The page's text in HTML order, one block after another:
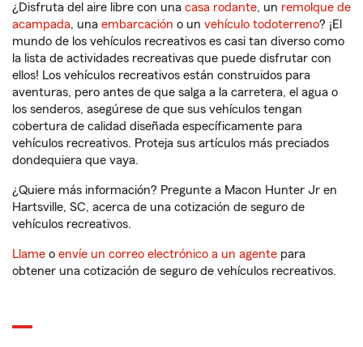
¿Disfruta del aire libre con una casa rodante, un remolque de
acampada, una embarcación o un vehículo todoterreno? ¡El
mundo de los vehículos recreativos es casi tan diverso como
la lista de actividades recreativas que puede disfrutar con
ellos! Los vehículos recreativos están construidos para
aventuras, pero antes de que salga a la carretera, el agua o
los senderos, asegúrese de que sus vehículos tengan
cobertura de calidad diseñada específicamente para
vehículos recreativos. Proteja sus artículos más preciados
dondequiera que vaya.
¿Quiere más información? Pregunte a Macon Hunter Jr en
Hartsville, SC, acerca de una cotización de seguro de
vehículos recreativos.
Llame o envíe un correo electrónico a un agente para
obtener una cotización de seguro de vehículos recreativos.